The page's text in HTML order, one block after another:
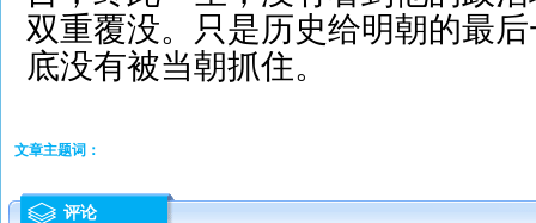
双重覆没。只是历史给明朝的最
底没有被当朝抓住。
文章主题词：
评论